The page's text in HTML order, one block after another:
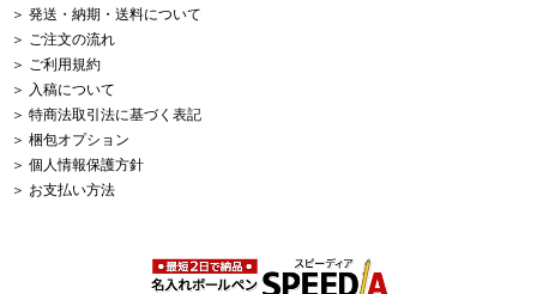
＞ 発送・納期・送料について
＞ ご注文の流れ
＞ ご利用規約
＞ 入稿について
＞ 特商法取引法に基づく表記
＞ 梱包オプション
＞ 個人情報保護方針
＞ お支払い方法